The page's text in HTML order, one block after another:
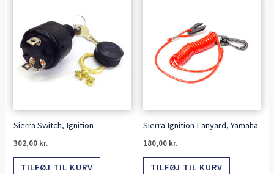
Sierra Switch, Ignition
302,00 kr.
TILFØJ TIL KURV
Sierra Ignition Lanyard, Yamaha
180,00 kr.
TILFØJ TIL KURV